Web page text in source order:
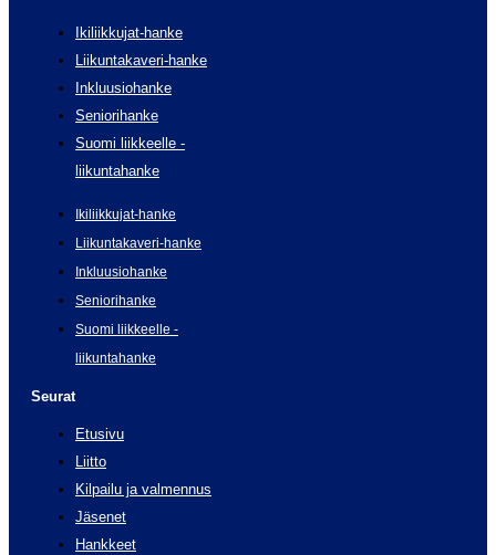
Ikiliikkujat-hanke
Liikuntakaveri-hanke
Inkluusiohanke
Seniorihanke
Suomi liikkeelle -
liikuntahanke
Ikiliikkujat-hanke
Liikuntakaveri-hanke
Inkluusiohanke
Seniorihanke
Suomi liikkeelle -
liikuntahanke
Seurat
Etusivu
Liitto
Kilpailu ja valmennus
Jäsenet
Hankkeet